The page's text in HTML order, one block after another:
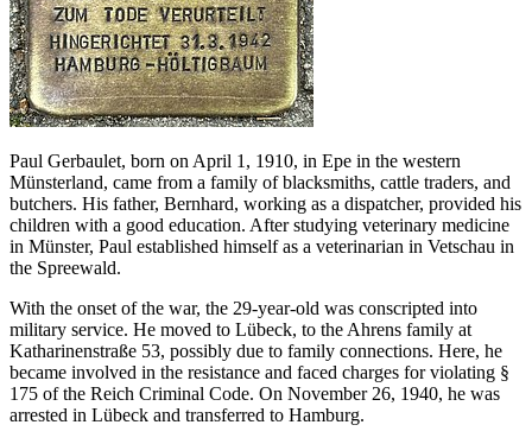
Paul Gerbaulet, born on April 1, 1910, in Epe in the western
Münsterland, came from a family of blacksmiths, cattle traders, and
butchers. His father, Bernhard, working as a dispatcher, provided his
children with a good education. After studying veterinary medicine
in Münster, Paul established himself as a veterinarian in Vetschau in
the Spreewald.
With the onset of the war, the 29-year-old was conscripted into
military service. He moved to Lübeck, to the Ahrens family at
Katharinenstraße 53, possibly due to family connections. Here, he
became involved in the resistance and faced charges for violating §
175 of the Reich Criminal Code. On November 26, 1940, he was
arrested in Lübeck and transferred to Hamburg.